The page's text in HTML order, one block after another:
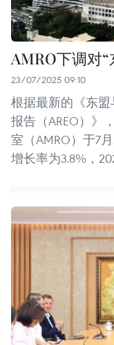
AMRO下调对
23/07/2025 09:10
根据最新的《东
报告（AREO）》
室（AMRO）于7
增长率为3.8%，